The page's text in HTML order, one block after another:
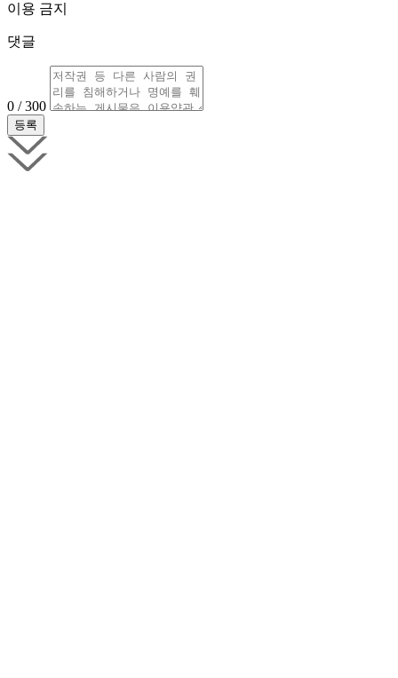
이용 금지
댓글
0 / 300